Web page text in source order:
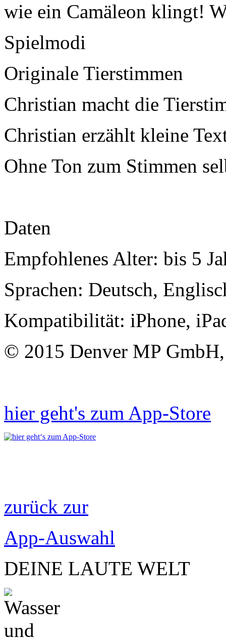
wie ein Camäleon klingt!
Spielmodi
Originale Tierstimmen
Christian macht die
Christian erzählt kleine
Ohne Ton zum Stimmen
Daten
Empfohlenes Alter: bis 5
Sprachen: Deutsch,
Kompatibilität: iPhone,
© 2015 Denver MP
hier geht's zum App-Store
zurück zur
App-Auswahl
DEINE LAUTE WELT